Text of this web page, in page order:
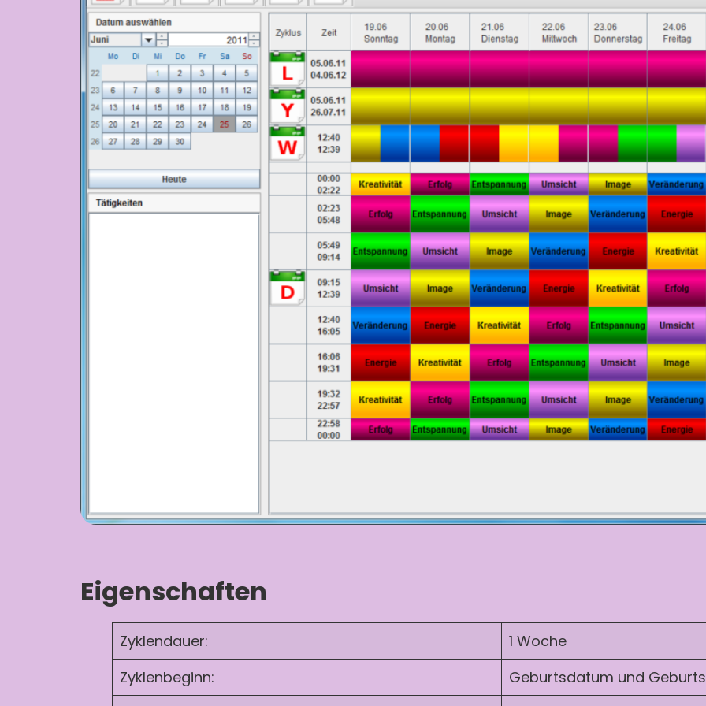
Eigenschaften
Zyklendauer:
1 Woche
Zyklenbeginn:
Geburtsdatum und